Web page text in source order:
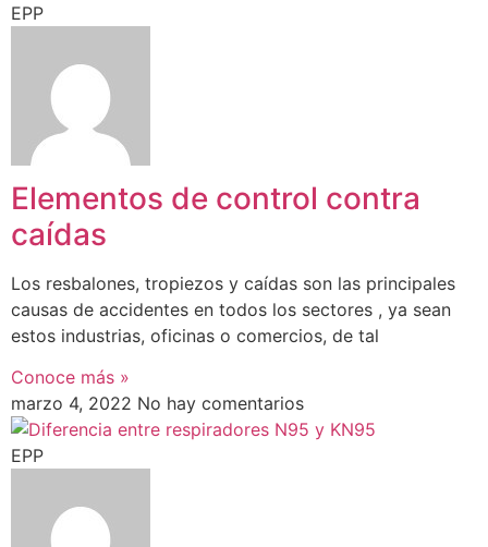
EPP
Elementos de control contra
caídas
Los resbalones, tropiezos y caídas son las principales
causas de accidentes en todos los sectores , ya sean
estos industrias, oficinas o comercios, de tal
Conoce más »
marzo 4, 2022 No hay comentarios
EPP